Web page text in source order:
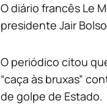
O diário francês Le
presidente Jair
O periódico citou
“caça às bruxas”
de golpe de Estado.